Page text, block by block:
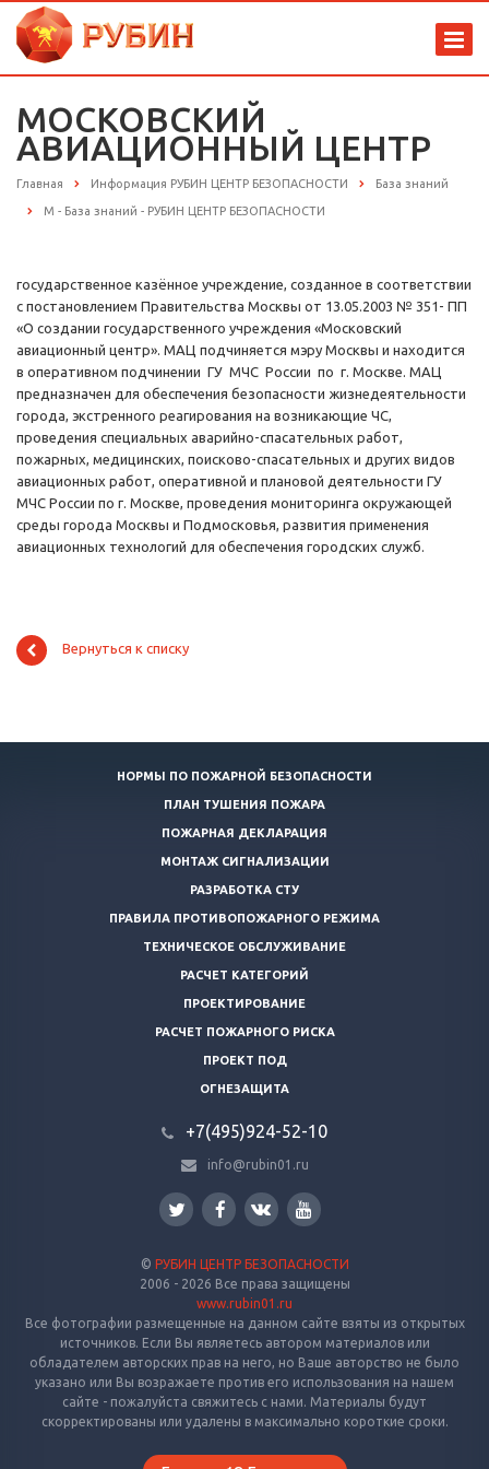
МОСКОВСКИЙ
АВИАЦИОННЫЙ ЦЕНТР
Главная Информация РУБИН ЦЕНТР БЕЗОПАСНОСТИ База знаний
М - База знаний - РУБИН ЦЕНТР БЕЗОПАСНОСТИ
государственное казённое учреждение, созданное в соответствии
с постановлением Правительства Москвы от 13.05.2003 № 351- ПП
«О создании государственного учреждения «Московский
авиационный центр». МАЦ подчиняется мэру Москвы и находится
в оперативном подчинении ГУ МЧС России по г. Москве. МАЦ
предназначен для обеспечения безопасности жизнедеятельности
города, экстренного реагирования на возникающие ЧС,
проведения специальных аварийно-спасательных работ,
пожарных, медицинских, поисково-спасательных и других видов
авиационных работ, оперативной и плановой деятельности ГУ
МЧС России по г. Москве, проведения мониторинга окружающей
среды города Москвы и Подмосковья, развития применения
авиационных технологий для обеспечения городских служб.
Вернуться к списку
НОРМЫ ПО ПОЖАРНОЙ БЕЗОПАСНОСТИ
ПЛАН ТУШЕНИЯ ПОЖАРА
ПОЖАРНАЯ ДЕКЛАРАЦИЯ
МОНТАЖ СИГНАЛИЗАЦИИ
РАЗРАБОТКА СТУ
ПРАВИЛА ПРОТИВОПОЖАРНОГО РЕЖИМА
ТЕХНИЧЕСКОЕ ОБСЛУЖИВАНИЕ
РАСЧЕТ КАТЕГОРИЙ
ПРОЕКТИРОВАНИЕ
РАСЧЕТ ПОЖАРНОГО РИСКА
ПРОЕКТ ПОД
ОГНЕЗАЩИТА
+7(495)924-52-10
info@rubin01.ru
© РУБИН ЦЕНТР БЕЗОПАСНОСТИ
2006 - 2026 Все права защищены
www.rubin01.ru
Все фотографии размещенные на данном сайте взяты из открытых
источников. Если Вы являетесь автором материалов или
обладателем авторских прав на него, но Ваше авторство не было
указано или Вы возражаете против его использования на нашем
сайте - пожалуйста свяжитесь с нами. Материалы будут
скорректированы или удалены в максимально короткие сроки.